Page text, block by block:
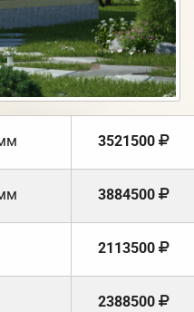
3521500
3884500
2113500
2388500